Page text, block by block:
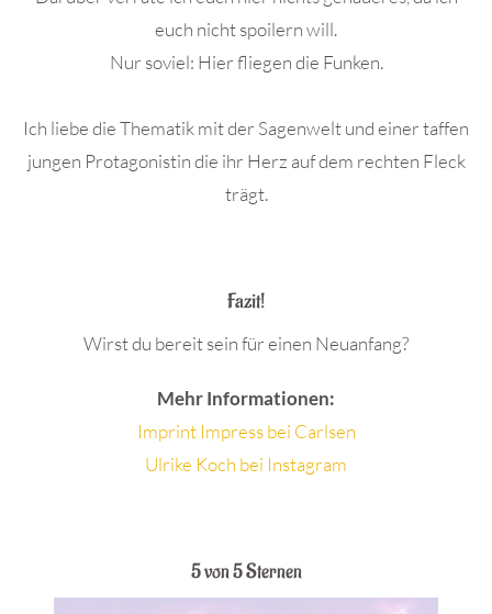
euch nicht spoilern will.
Nur soviel: Hier fliegen die Funken.
Ich liebe die Thematik mit der Sagenwelt und einer taffen
jungen Protagonistin die ihr Herz auf dem rechten Fleck
trägt.
Fazit!
Wirst du bereit sein für einen Neuanfang?
Mehr Informationen:
Imprint Impress bei Carlsen
Ulrike Koch bei Instagram
5 von 5 Sternen